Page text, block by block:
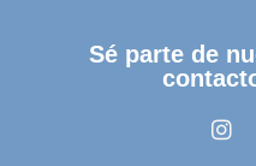
Sé parte de